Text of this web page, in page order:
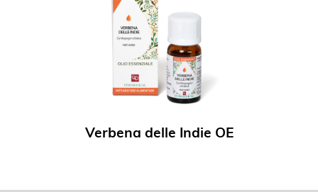
Verbena delle Indie OE